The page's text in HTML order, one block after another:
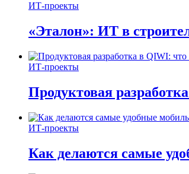
ИТ-проекты
«Эталон»: ИТ в
ИТ-проекты
Продуктовая
ИТ-проекты
Как делаются самые